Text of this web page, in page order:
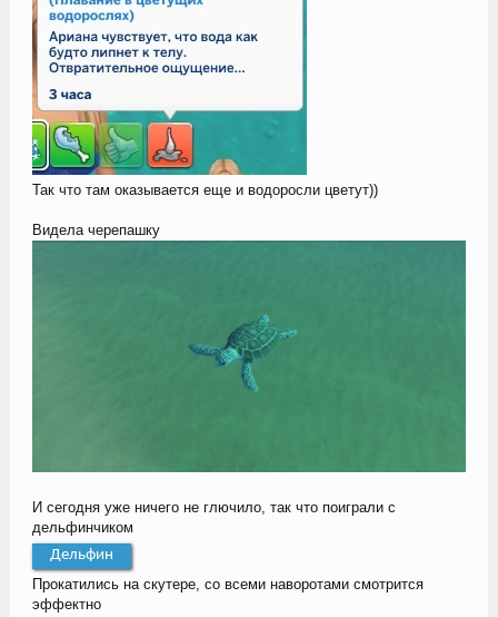
Так что там оказывается еще и водоросли цветут))
Видела черепашку
И сегодня уже ничего не глючило, так что поиграли с
дельфинчиком
Дельфин
Прокатились на скутере, со всеми наворотами смотрится
эффектно